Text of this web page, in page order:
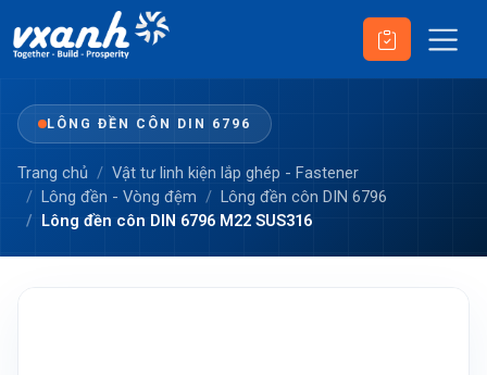
LÔNG ĐỀN CÔN DIN 6796
Trang chủ
Vật tư linh kiện lắp ghép - Fastener
Lông đền - Vòng đệm
Lông đền côn DIN 6796
Lông đền côn DIN 6796 M22 SUS316